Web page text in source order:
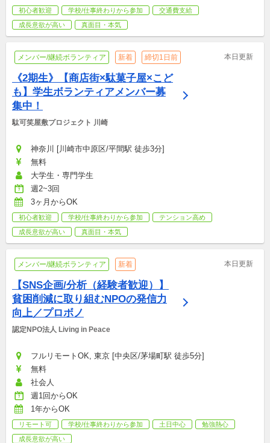
初心者歓迎 学校/仕事終わりから参加
交通費支給
成長意欲が高い
真面目・本気
メンバー/継続ボランティア 新着 締切1日前 本日更新
《2期生》【商店街×駄菓子屋×こど
も】学生ボランティアメンバー募
集中！
駄可笑屋敷プロジェクト 川崎
神奈川 [川崎市中原区/平間駅 徒歩3分]
無料
大学生・専門学生
週2~3回
3ヶ月からOK
初心者歓迎 学校/仕事終わりから参加
テンション高め
成長意欲が高い
真面目・本気
メンバー/継続ボランティア 新着 本日更新
【SNS企画/分析（経験者歓迎）】
貧困削減に取り組むNPOの発信力
向上／プロボノ
認定NPO法人 Living in Peace
フルリモートOK, 東京 [中央区/茅場町駅 徒歩5分]
無料
社会人
週1回からOK
1年からOK
リモート可 学校/仕事終わりから参加 土日中心
勉強熱心
成長意欲が高い